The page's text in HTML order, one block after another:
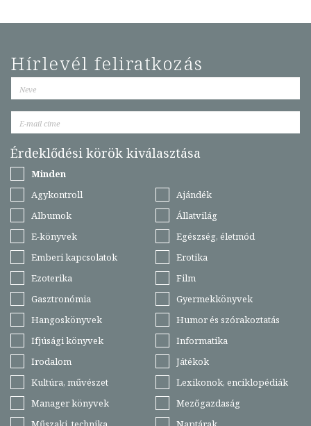
Hírlevél feliratkozás
Érdeklődési körök kiválasztása
Minden
Agykontroll
Ajándék
Albumok
Állatvilág
E-könyvek
Egészség, életmód
Emberi kapcsolatok
Erotika
Ezoterika
Film
Gasztronómia
Gyermekkönyvek
Hangoskönyvek
Humor és szórakoztatás
Ifjúsági könyvek
Informatika
Irodalom
Játékok
Kultúra, művészet
Lexikonok, enciklopédiák
Manager könyvek
Mezőgazdaság